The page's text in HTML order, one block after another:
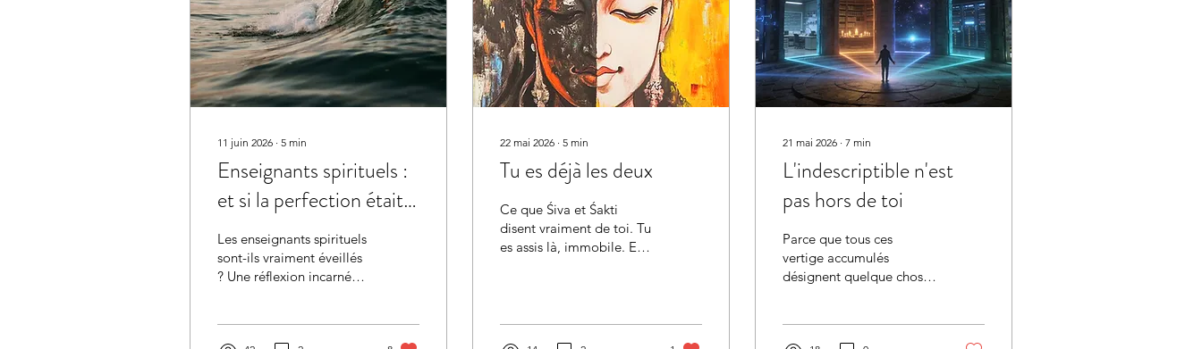
11 juin 2026 ∙ 5 min
Enseignants spirituels :
et si la perfection était
le vrai problème ?
Les enseignants spirituels
sont-ils vraiment éveillés
? Une réflexion incarnée
22 mai 2026 ∙ 5 min
Tu es déjà les deux
Ce que Śiva et Śakti
disent vraiment de toi. Tu
es assis là, immobile. Et
Ton cœur bat. Et en
même temps, juste en
21 mai 2026 ∙ 7 min
L'indescriptible n'est
pas hors de toi
Parce que tous ces
vertige accumulés
désignent quelque chose.